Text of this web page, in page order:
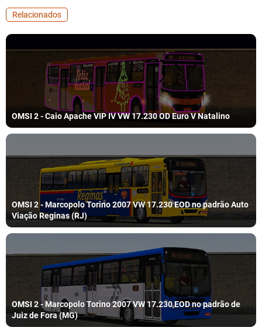
Relacionados
OMSI 2 - Caio Apache VIP IV VW 17.230 OD Euro V Natalino
OMSI 2 - Marcopolo Torino 2007 VW 17.230 EOD no padrão Auto
Viação Reginas (RJ)
OMSI 2 - Marcopolo Torino 2007 VW 17.230 EOD no padrão de
Juiz de Fora (MG)